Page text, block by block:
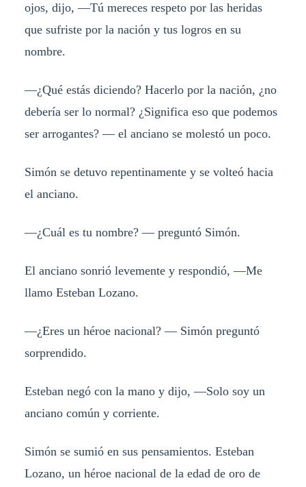
ojos, dijo, —Tú mereces respeto por las heridas
que sufriste por la nación y tus logros en su
nombre.
—¿Qué estás diciendo? Hacerlo por la nación, ¿no
debería ser lo normal? ¿Significa eso que podemos
ser arrogantes? — el anciano se molestó un poco.
Simón se detuvo repentinamente y se volteó hacia
el anciano.
—¿Cuál es tu nombre? — preguntó Simón.
El anciano sonrió levemente y respondió, —Me
llamo Esteban Lozano.
—¿Eres un héroe nacional? — Simón preguntó
sorprendido.
Esteban negó con la mano y dijo, —Solo soy un
anciano común y corriente.
Simón se sumió en sus pensamientos. Esteban
Lozano, un héroe nacional de la edad de oro de